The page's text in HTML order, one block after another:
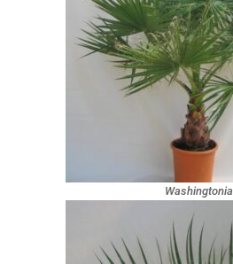
Washingtonia